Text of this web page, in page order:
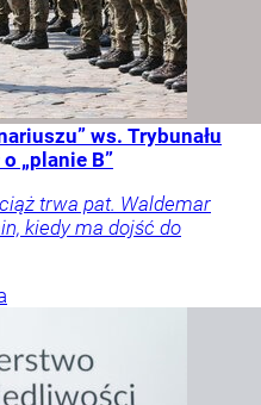
ws. Trybunału
„planie B”
trwa pat. Waldemar
kiedy ma dojść do